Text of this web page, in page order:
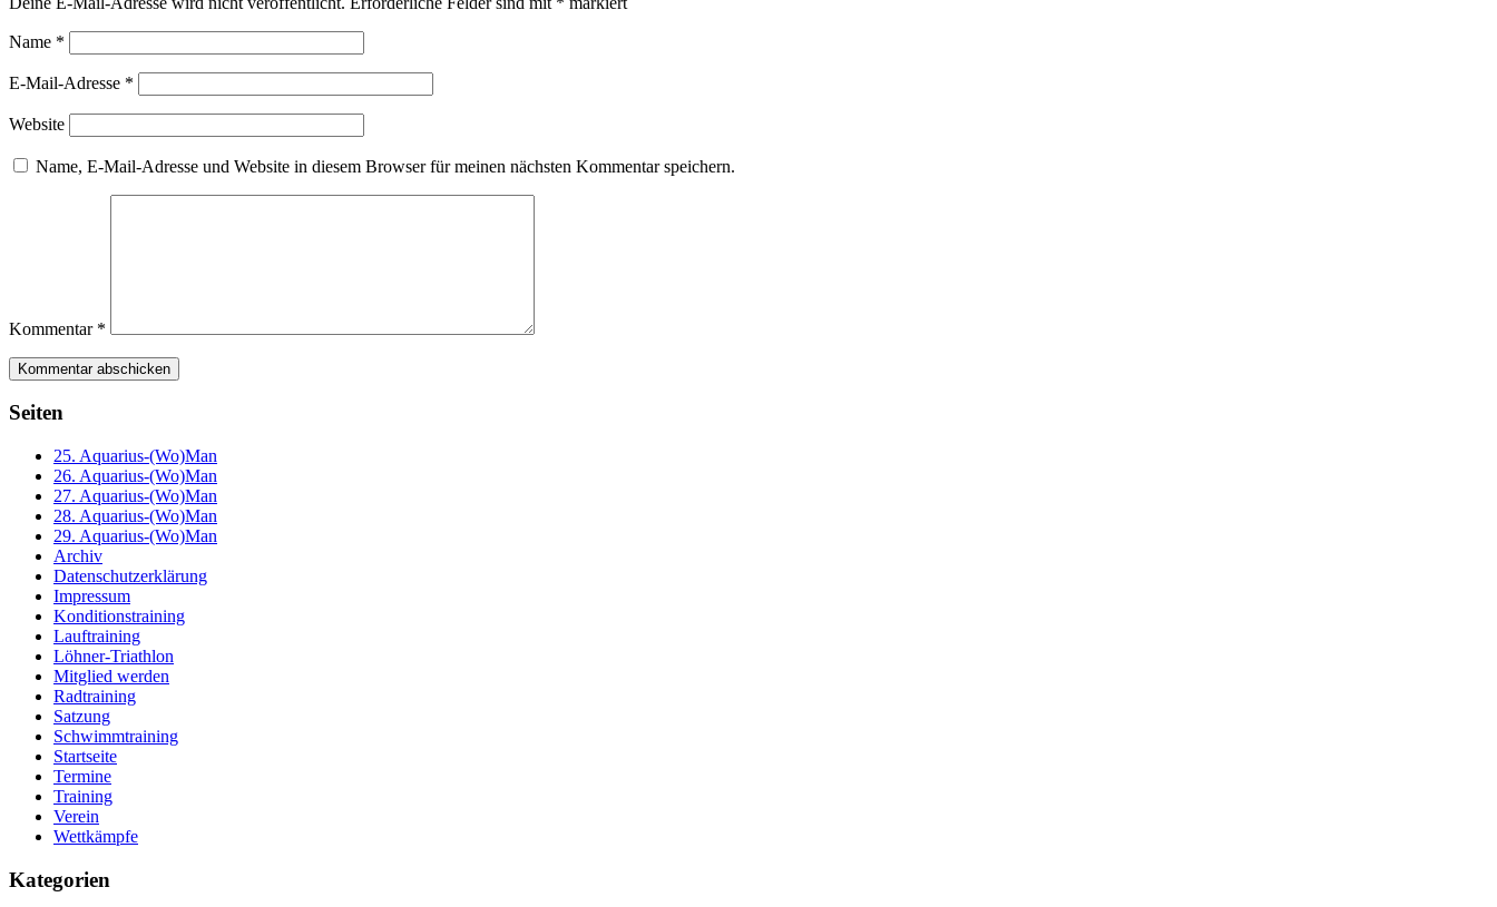
Name *
E-Mail-Adresse *
Website
Name, E-Mail-Adresse und Website in diesem Browser für meinen nächsten Kommentar speichern.
Kommentar *
Seiten
25. Aquarius-(Wo)Man
26. Aquarius-(Wo)Man
27. Aquarius-(Wo)Man
28. Aquarius-(Wo)Man
29. Aquarius-(Wo)Man
Archiv
Datenschutzerklärung
Impressum
Konditionstraining
Lauftraining
Löhner-Triathlon
Mitglied werden
Radtraining
Satzung
Schwimmtraining
Startseite
Termine
Training
Verein
Wettkämpfe
Kategorien